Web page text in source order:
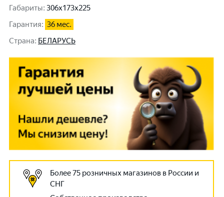
Габариты: 306x173x225
Гарантия: 36 мес.
Cтрана: БЕЛАРУСЬ
Более 75 розничных магазинов в России и
СНГ